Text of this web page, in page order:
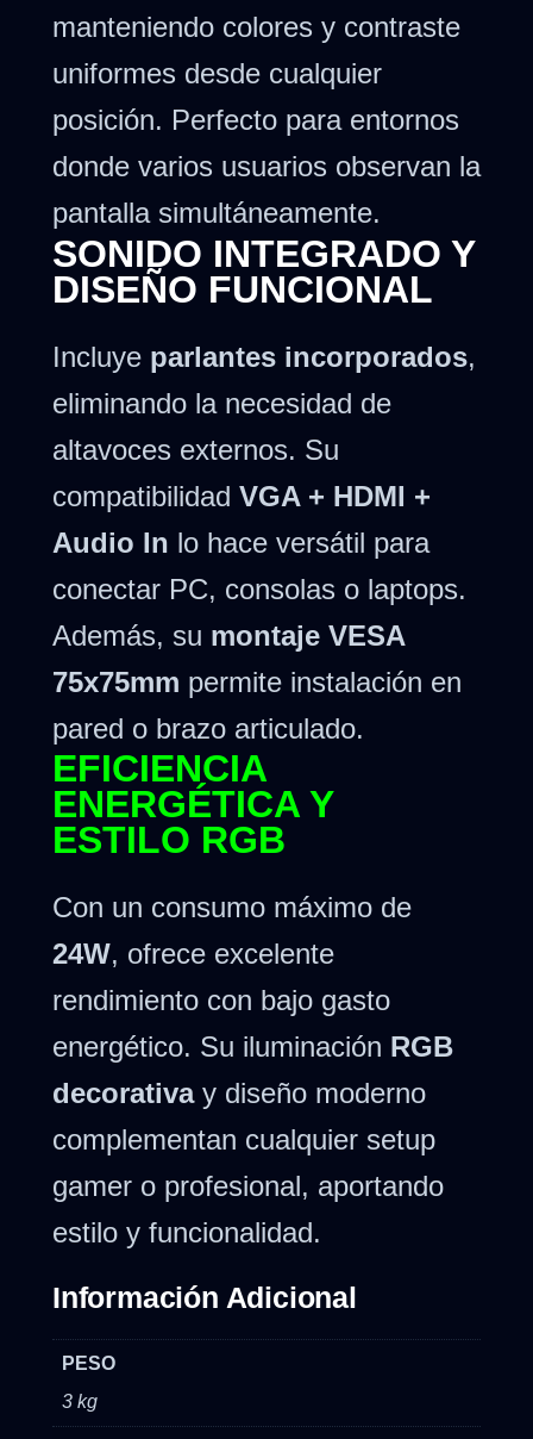
manteniendo colores y contraste
uniformes desde cualquier
posición. Perfecto para entornos
donde varios usuarios observan la
pantalla simultáneamente.
SONIDO INTEGRADO Y
DISEÑO FUNCIONAL
Incluye parlantes incorporados,
eliminando la necesidad de
altavoces externos. Su
compatibilidad VGA + HDMI +
Audio In lo hace versátil para
conectar PC, consolas o laptops.
Además, su montaje VESA
75x75mm permite instalación en
pared o brazo articulado.
EFICIENCIA
ENERGÉTICA Y
ESTILO RGB
Con un consumo máximo de
24W, ofrece excelente
rendimiento con bajo gasto
energético. Su iluminación RGB
decorativay diseño moderno
complementan cualquier setup
gamer o profesional, aportando
estilo y funcionalidad.
Información Adicional
PESO
3 kg